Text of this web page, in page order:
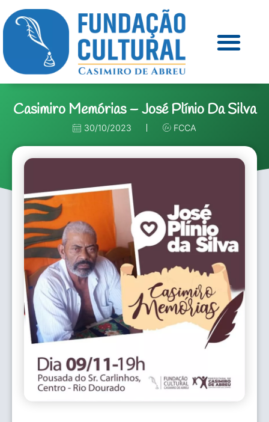
Casimiro Memórias – José Plínio Da Silva
30/10/2023 FCCA